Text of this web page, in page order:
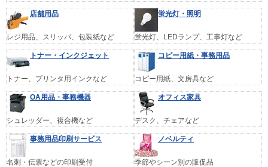
店舗用品
レジ用品、スリッパ、包装紙など
蛍光灯・照明
蛍光灯、LEDランプ、工事灯など
トナー・インクジェット
トナー、プリンタ用インクなど
コピー用紙・事務用品
コピー用紙、文房具など
OA用品・事務機器
シュレッダー、複合機など
オフィス家具
デスク、チェアなど
事務用品印刷サービス
名刺・伝票などの印刷受付
ノベルティ
季節やシーン別の販促品